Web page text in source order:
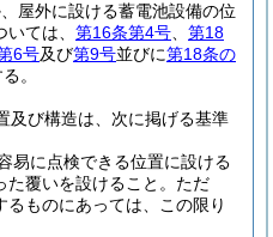
屋外に設ける蓄電池設備の位
ては、 第16条第4号
第18
6号及び第9号並びに第18条の
。
及び構造は、次に掲げる基準
易に点検できる位置に設ける
覆いを設けること。 ただ
るものにあっては、この限り